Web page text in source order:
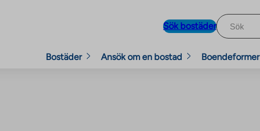
Sök bostäder
Bostäder Ansök om en bostad Boendeformer